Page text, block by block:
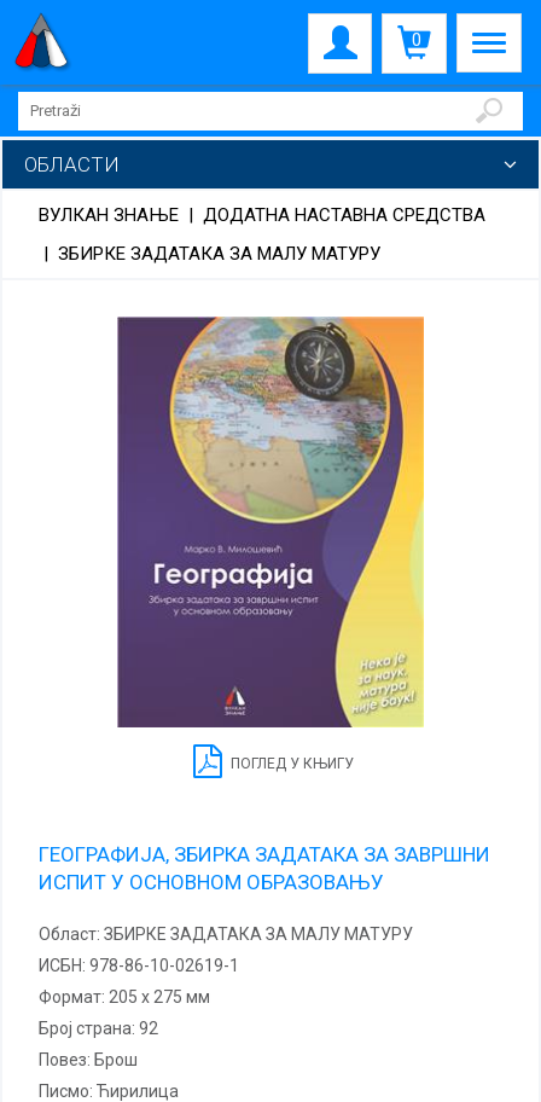
0
ОБЛАСТИ
ВУЛКАН ЗНАЊЕ | ДОДАТНА НАСТАВНА СРЕДСТВА
| ЗБИРКЕ ЗАДАТАКА ЗА МАЛУ МАТУРУ
ПОГЛЕД У КЊИГУ
ГЕОГРАФИЈА, ЗБИРКА ЗАДАТАКА ЗА ЗАВРШНИ
ИСПИТ У ОСНОВНОМ ОБРАЗОВАЊУ
Област: ЗБИРКЕ ЗАДАТАКА ЗА МАЛУ МАТУРУ
ИСБН: 978-86-10-02619-1
Формат: 205 x 275 мм
Број страна: 92
повез: Брош
Писмо: Ћирилица